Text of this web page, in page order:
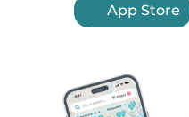
App Store